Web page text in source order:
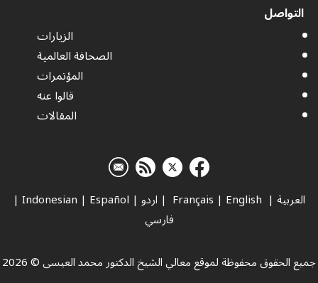
التواصل
الزيارات
الصحافة العالمية
المؤتمرات
قالوا عنه
المقالات
العربية |
| English
| اردو |
Indonesian | Español
|
فارسي
جميع الحقوق محفوظة لموقع معالي الشيخ الدكتور محمد العيسى © 2026